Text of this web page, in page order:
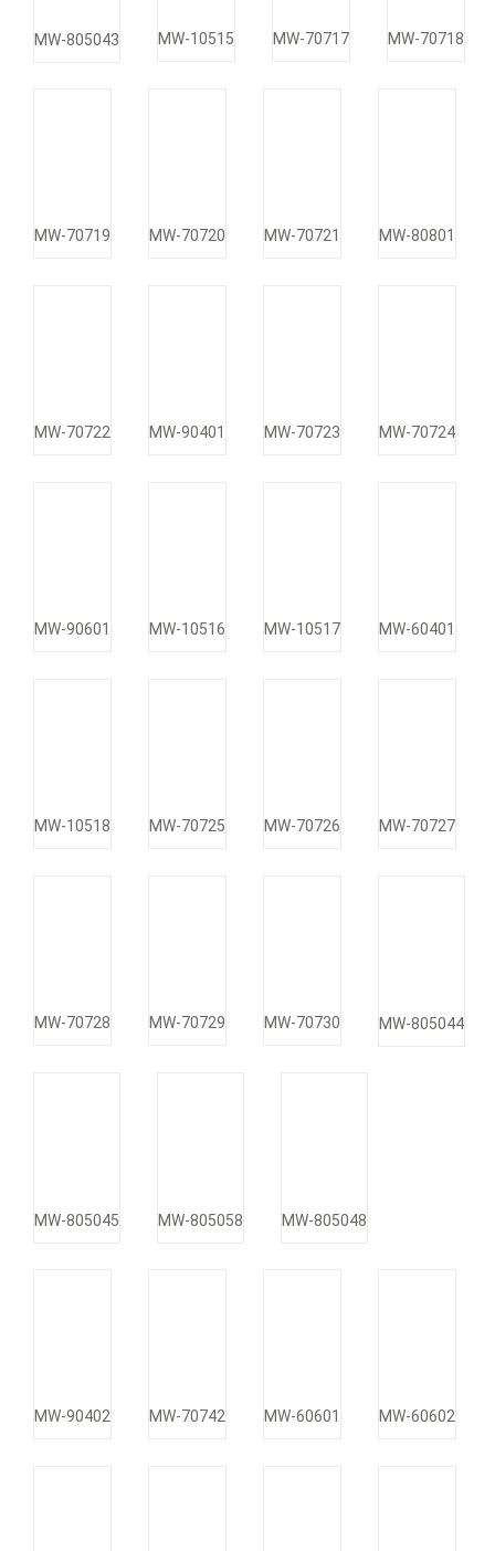
MW-805043 MW-10515 MW-70717 MW-70718
MW-70719 MW-70720 MW-70721 MW-80801
MW-70722 MW-90401 MW-70723 MW-70724
MW-90601 MW-10516 MW-10517 MW-60401
MW-10518 MW-70725 MW-70726 MW-70727
MW-70728 MW-70729 MW-70730 MW-805044
MW-805045 MW-805058 MW-805048
MW-90402 MW-70742 MW-60601 MW-60602